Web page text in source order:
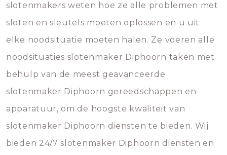
slotenmakers weten hoe ze alle problemen met
sloten en sleutels moeten oplossen en u uit
elke noodsituatie moeten halen. Ze voeren alle
noodsituaties slotenmaker Diphoorn taken met
behulp van de meest geavanceerde
slotenmaker Diphoorn gereedschappen en
apparatuur, om de hoogste kwaliteit van
slotenmaker Diphoorn diensten te bieden. Wij
bieden 24/7 slotenmaker Diphoorn diensten en